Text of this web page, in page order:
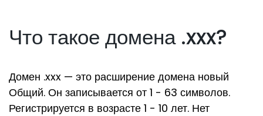
Что такое домена .xxx?
Домен .xxx — это расширение домена новый
Общий. Он записывается от 1 - 63 символов.
Регистрируется в возрасте 1 - 10 лет. Нет